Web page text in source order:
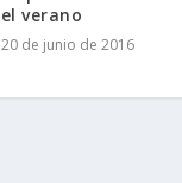
el verano
20 de junio de 2016